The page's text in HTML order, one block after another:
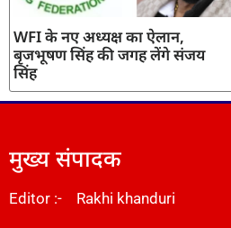
WFI के नए अध्यक्ष का ऐलान,
बृजभूषण सिंह की जगह लेंगे संजय
सिंह
मुख्य संपादक
Editor :- Rakhi khanduri